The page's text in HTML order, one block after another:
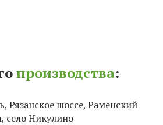
производства:
Рязанское шоссе, Раменский
село Никулино